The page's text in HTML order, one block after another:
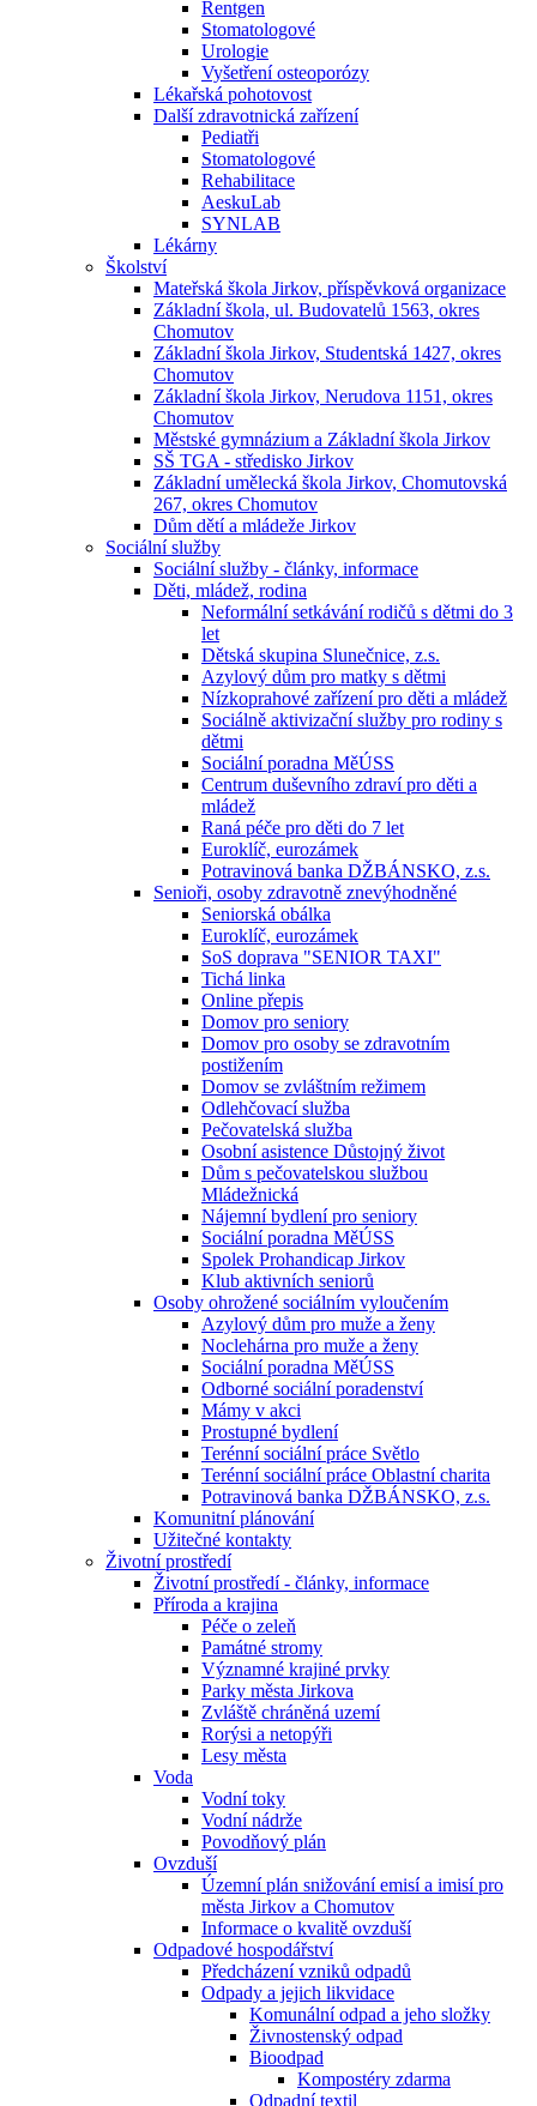
Rentgen
Stomatologové
Urologie
Vyšetření osteoporózy
Lékařská pohotovost
Další zdravotnická zařízení
Pediatři
Stomatologové
Rehabilitace
AeskuLab
SYNLAB
Lékárny
Školství
Mateřská škola Jirkov, příspěvková organizace
Základní škola, ul. Budovatelů 1563, okres
Chomutov
Základní škola Jirkov, Studentská 1427, okres
Chomutov
Základní škola Jirkov, Nerudova 1151, okres
Chomutov
Městské gymnázium a Základní škola Jirkov
SŠ TGA - středisko Jirkov
Základní umělecká škola Jirkov, Chomutovská
267, okres Chomutov
Dům dětí a mládeže Jirkov
Sociální služby
Sociální služby - články, informace
Děti, mládež, rodina
Neformální setkávání rodičů s dětmi do 3
let
Dětská skupina Slunečnice, z.s.
Azylový dům pro matky s dětmi
Nízkoprahové zařízení pro děti a mládež
Sociálně aktivizační služby pro rodiny s
dětmi
Sociální poradna MěÚSS
Centrum duševního zdraví pro děti a
mládež
Raná péče pro děti do 7 let
Euroklíč, eurozámek
Potravinová banka DŽBÁNSKO, z.s.
Senioři, osoby zdravotně znevýhodněné
Seniorská obálka
Euroklíč, eurozámek
SoS doprava "SENIOR TAXI"
Tichá linka
Online přepis
Domov pro seniory
Domov pro osoby se zdravotním
postižením
Domov se zvláštním režimem
Odlehčovací služba
Pečovatelská služba
Osobní asistence Důstojný život
Dům s pečovatelskou službou
Mládežnická
Nájemní bydlení pro seniory
Sociální poradna MěÚSS
Spolek Prohandicap Jirkov
Klub aktivních seniorů
Osoby ohrožené sociálním vyloučením
Azylový dům pro muže a ženy
Noclehárna pro muže a ženy
Sociální poradna MěÚSS
Odborné sociální poradenství
Mámy v akci
Prostupné bydlení
Terénní sociální práce Světlo
Terénní sociální práce Oblastní charita
Potravinová banka DŽBÁNSKO, z.s.
Komunitní plánování
Užitečné kontakty
Životní prostředí
Životní prostředí - články, informace
Příroda a krajina
Péče o zeleň
Památné stromy
Významné krajiné prvky
Parky města Jirkova
Zvláště chráněná uzemí
Rorýsi a netopýři
Lesy města
Voda
Vodní toky
Vodní nádrže
Povodňový plán
Ovzduší
Územní plán snižování emisí a imisí pro
města Jirkov a Chomutov
Informace o kvalitě ovzduší
Odpadové hospodářství
Předcházení vzniků odpadů
Odpady a jejich likvidace
Komunální odpad a jeho složky
Živnostenský odpad
Bioodpad
Kompostéry zdarma
Odpadní textil